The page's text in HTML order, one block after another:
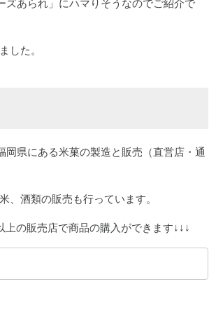
ズあられ」にハマりそうなのでご紹介で
した。
県にある米菓の製造と販売（直営店・通
、酒類の販売も行っています。
の販売店で商品の購入ができます↓↓↓